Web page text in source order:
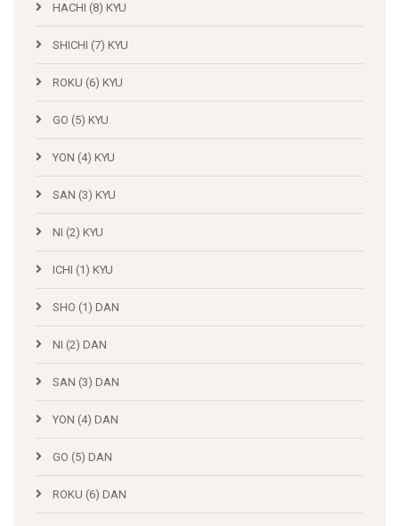
HACHI (8) KYU
SHICHI (7) KYU
ROKU (6) KYU
GO (5) KYU
YON (4) KYU
SAN (3) KYU
NI (2) KYU
ICHI (1) KYU
SHO (1) DAN
NI (2) DAN
SAN (3) DAN
YON (4) DAN
GO (5) DAN
ROKU (6) DAN